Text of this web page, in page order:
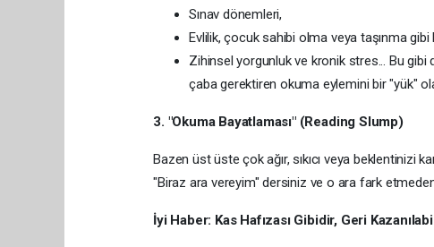
Sınav dönemleri,
Evlilik, çocuk sahibi olma veya taşınma
Zihinsel yorgunluk ve kronik stres... Bu
çaba gerektiren okuma eylemini bir "yük"
3. "Okuma Bayatlaması" (Reading Slump)
Bazen üst üste çok ağır, sıkıcı veya beklentinizi
"Biraz ara vereyim" dersiniz ve o ara fark
İyi Haber: Kas Hafızası Gibidir, Geri